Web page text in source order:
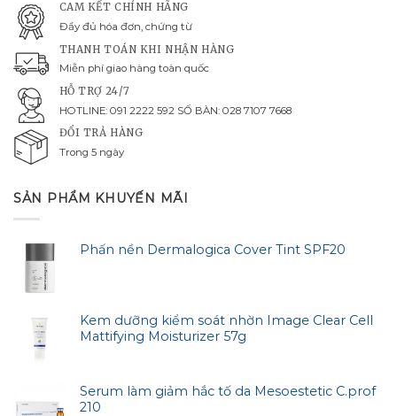
CAM KẾT CHÍNH HÃNG
Đầy đủ hóa đơn, chứng từ
THANH TOÁN KHI NHẬN HÀNG
Miễn phí giao hàng toàn quốc
HỖ TRỢ 24/7
HOTLINE: 091 2222 592 SỐ BÀN: 028 7107 7668
ĐỔI TRẢ HÀNG
Trong 5 ngày
SẢN PHẨM KHUYẾN MÃI
Phấn nền Dermalogica Cover Tint SPF20
Kem dưỡng kiểm soát nhờn Image Clear Cell
Mattifying Moisturizer 57g
Serum làm giảm hắc tố da Mesoestetic C.prof
210